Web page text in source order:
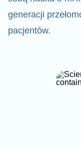
generacji
pacjentów.